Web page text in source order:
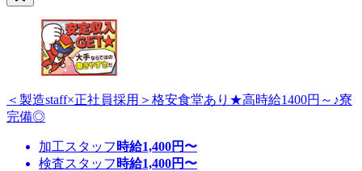
＜製造staff×正社員採用＞格安食堂あり★高時給1400円～♪寮
完備◎
加工スタッフ 時給1,400円〜
検査スタッフ 時給1,400円〜